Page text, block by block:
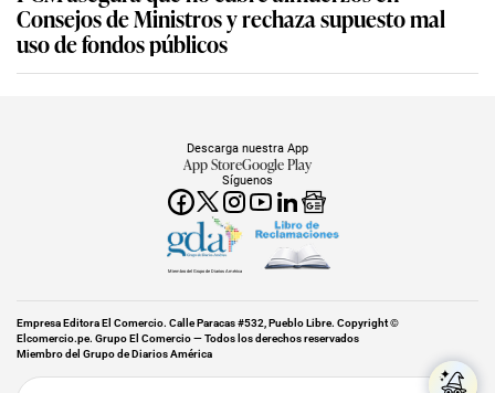
Consejos de Ministros y rechaza supuesto mal
uso de fondos públicos
Síguenos
Descarga nuestra App
App StoreGoogle Play
Miembro del Grupo de Diarios América
Empresa Editora El Comercio. Calle Paracas #532, Pueblo Libre. Copyright ©
Elcomercio.pe. Grupo El Comercio — Todos los derechos reservados
Miembro del Grupo de Diarios América